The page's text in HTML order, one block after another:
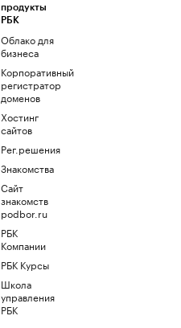
продукты
РБК
Облако для
бизнеса
Корпоративный
регистратор
доменов
Хостинг
сайтов
Рег.решения
Знакомства
Сайт
знакомств
podbor.ru
РБК
Компании
РБК Курсы
Школа
управления
РБК